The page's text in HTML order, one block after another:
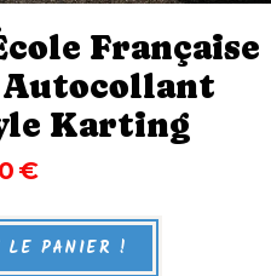
Française
Karting
€
LE PANIER !